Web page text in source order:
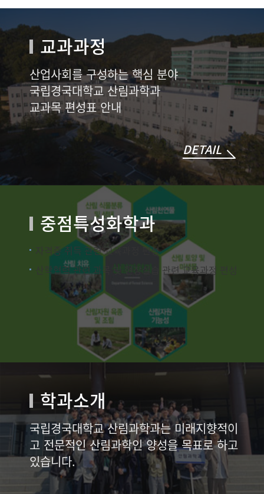
교과과정
산업사회를 구성하는 핵심 분야
국립경국대학교 산림과학과
교과목 편성표 안내
DETAIL
중점특성화학과
자격증 취득 관련 교육과정 편성
산학협력 관련 과목 및 현장실습 관련 교육과정 편성
학과소개
국립경국대학교 산림과학과는 미래지향적이
고 전문적인 산림과학인 양성을 목표로 하고
있습니다.